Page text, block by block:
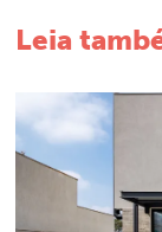
Leia